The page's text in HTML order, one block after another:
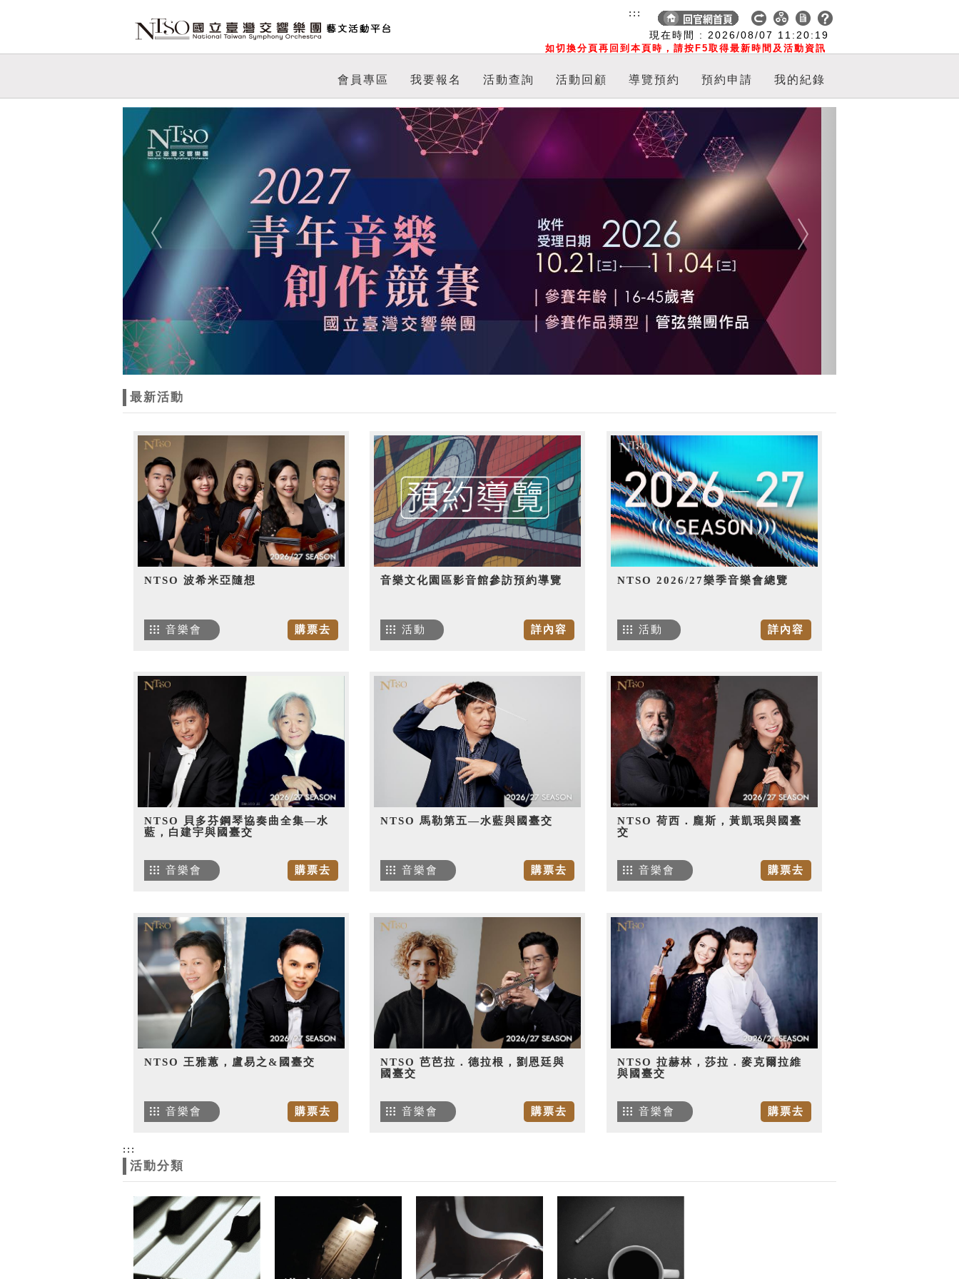
現在時間 : 2026/08/07 11:20:20
如切換分頁再回到本頁時，請按F5取得最新時間及活動資訊
:::
會員專區 我要報名 活動查詢 活動回顧 導覽預約 預約申請 我的紀錄
Previous Next
最新活動
NTSO 波希米亞隨想
購票去
音樂會
音樂文化園區影音館參訪預約導覽
詳內容
活動
NTSO 2026/27樂季音樂會總覽
詳內容
活動
NTSO 貝多芬鋼琴協奏曲全集—水
藍，白建宇與國臺交
購票去
音樂會
NTSO 馬勒第五—水藍與國臺交
購票去
音樂會
NTSO 荷西．龐斯，黃凱珉與國臺
交
購票去
音樂會
NTSO 王雅蕙，盧易之&國臺交
購票去
音樂會
NTSO 芭芭拉．德拉根，劉恩廷與
國臺交
購票去
音樂會
NTSO 拉赫林，莎拉．麥克爾拉維
與國臺交
購票去
音樂會
:::
活動分類